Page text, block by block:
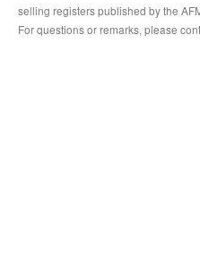
selling registers published by the
For questions or remarks, please